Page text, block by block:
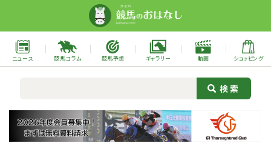
ニュース 競馬コラム 競馬予想 ギャラリー 動画 ショッピング